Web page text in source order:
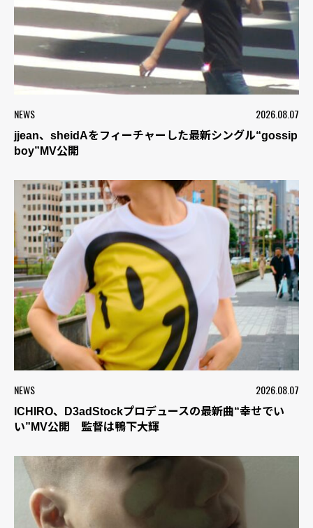
NEWS 2026.08.07
jjean、sheidAをフィーチャーした最新シングル“gossip
boy”MV公開
NEWS 2026.08.07
ICHIRO、D3adStockプロデュースの最新曲“幸せでい
い”MV公開 監督は鴨下大輝